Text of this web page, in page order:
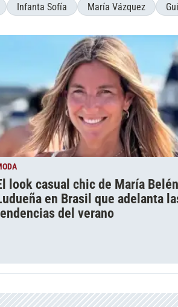
Infanta Sofía María Vázquez
look casual chic de María Belén
en Brasil que adelanta
del verano